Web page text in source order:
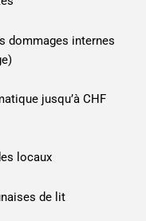
dommages internes
jusqu’à CHF
locaux
de lit